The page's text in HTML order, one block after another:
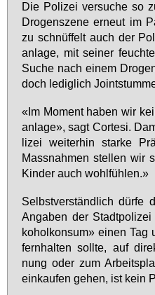
Die Po­li­zei ver­su­che so
Dro­gen­sze­ne er­neut im
zu schnüf­felt auch der
an­la­ge, mit sei­ner
Su­che nach ei­nem
doch le­dig­lich
«Im Mo­ment ha­ben wir
an­la­ge», sagt Cor­te­si.
li­zei wei­ter­hin star­ke
Mass­nah­men stel­len wir
Kin­der auch wohl­füh­len.»
Selbst­ver­ständ­lich dür­fe
An­ga­ben der
ko­hol­kon­sum» ei­nen Tag
fern­hal­ten soll­te, auf
nung oder zum
ein­kau­fen ge­hen, ist kein